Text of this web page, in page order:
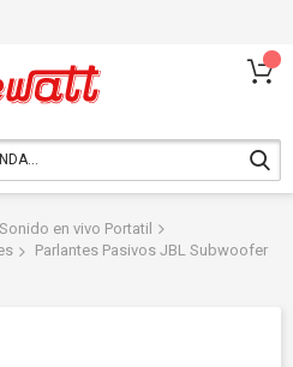
Sonido en vivo Portatil
Parlantes Pasivos JBL Subwoofer